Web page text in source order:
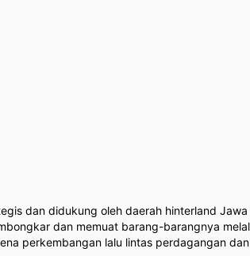
dan didukung oleh daerah hinterland
dan memuat barang-barangnya
perkembangan lalu lintas perdagangan